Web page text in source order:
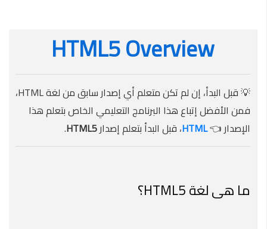
HTML5 Overview
💡 قبل البدأ، إن لم تكن متعلم أي إصدار سابق من لغة HTML،
فمن الأفضل إتباع هذا البرنامج التعليمي الخاص بتعلم هذا
الإصدار 👈HTML، قبل البدأ بتعلم إصدارHTML5
.
ما هى لغة HTML5؟